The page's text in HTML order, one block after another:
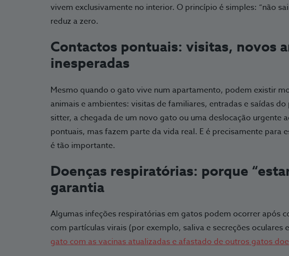
vivem exclusivamente no interior. O princípio é simples: “não
reduz a zero.
Contactos pontuais: visitas, novos
inesperadas
Mesmo quando o gato vive num apartamento, podem existir
animais e ambientes: visitas de familiares, entradas e saídas
sitter, a chegada de um novo gato ou uma deslocação urgente
pontuais, mas fazem parte da vida real. E é precisamente para
é tão importante.
Doenças respiratórias: porque
garantia
Algumas infeções respiratórias em gatos podem ocorrer após
com partículas virais (por exemplo, saliva e secreções oculares
gato com as vacinas atualizadas e afastado de outros gatos